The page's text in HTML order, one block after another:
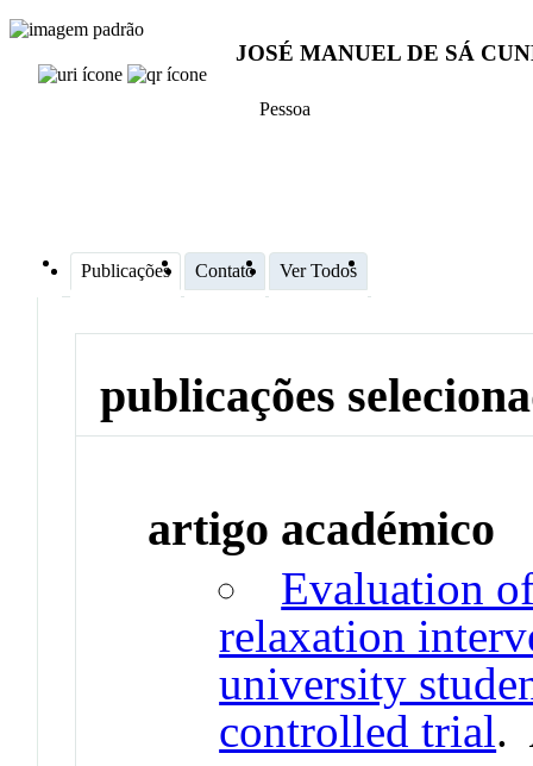
JOSÉ MANUEL DE SÁ
Pessoa
Publicações Contato Ver Todos
publicações
artigo académico
Evaluation
relaxation
university
controlled trial.